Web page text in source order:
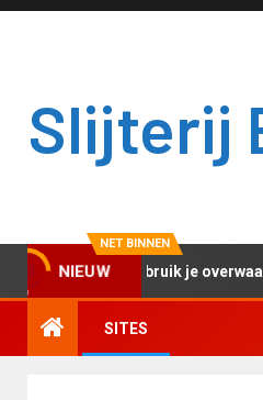
Slijterij
NET BINNEN
NIEUW
Hoe gebruik je
SITES